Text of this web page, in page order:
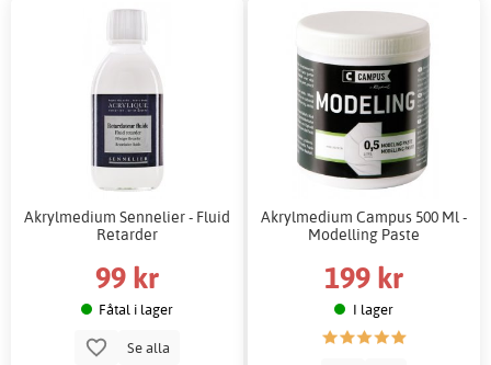
Akrylmedium Sennelier - Fluid
Retarder
99 kr
Fåtal i lager
Se alla
Akrylmedium Campus 500 Ml -
Modelling Paste
199 kr
I lager